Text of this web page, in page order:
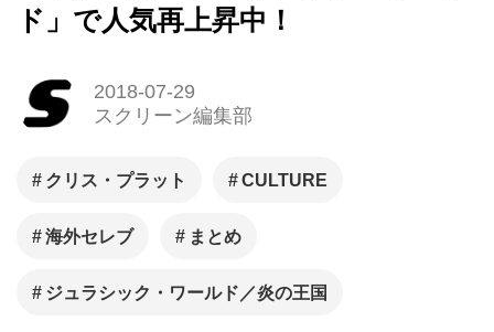
ド」で人気再上昇中！
2018-07-29
スクリーン編集部
クリス・プラット CULTURE
海外セレブ まとめ
ジュラシック・ワールド／炎の王国